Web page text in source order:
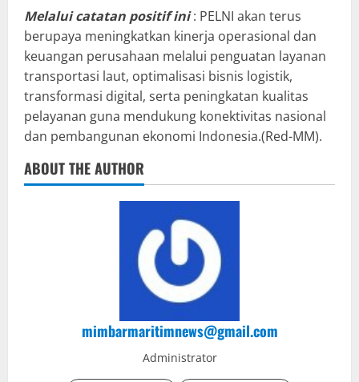
Melalui catatan positif ini: PELNI akan terus
berupaya meningkatkan kinerja operasional dan
keuangan perusahaan melalui penguatan layanan
transportasi laut, optimalisasi bisnis logistik,
transformasi digital, serta peningkatan kualitas
pelayanan guna mendukung konektivitas nasional
dan pembangunan ekonomi Indonesia.(Red-MM).
ABOUT THE AUTHOR
mimbarmaritimnews@gmail.com
Administrator